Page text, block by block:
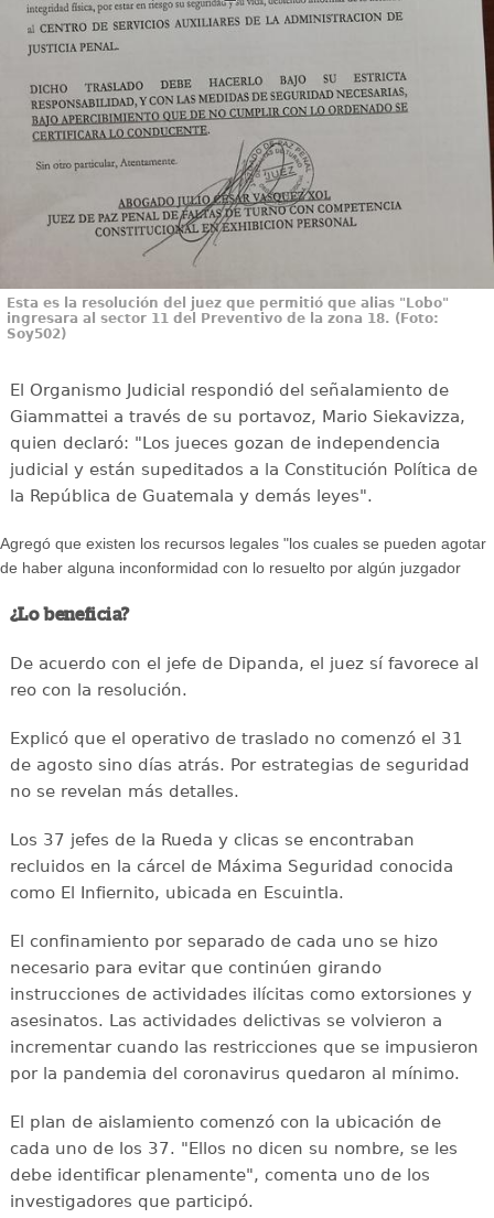
Esta es la resolución del juez que permitió que alias "Lobo"
ingresara al sector 11 del Preventivo de la zona 18. (Foto:
Soy502)
El Organismo Judicial respondió del señalamiento de
Giammattei a través de su portavoz, Mario Siekavizza,
quien declaró: "Los jueces gozan de independencia
judicial y están supeditados a la Constitución Política de
la República de Guatemala y demás leyes".
Agregó que existen los recursos legales "los cuales se pueden agotar
de haber alguna inconformidad con lo resuelto por algún juzgador
¿Lo beneficia?
De acuerdo con el jefe de Dipanda, el juez sí favorece al
reo con la resolución.
Explicó que el operativo de traslado no comenzó el 31
de agosto sino días atrás. Por estrategias de seguridad
no se revelan más detalles.
Los 37 jefes de la Rueda y clicas se encontraban
recluidos en la cárcel de Máxima Seguridad conocida
como El Infiernito, ubicada en Escuintla.
El confinamiento por separado de cada uno se hizo
necesario para evitar que continúen girando
instrucciones de actividades ilícitas como extorsiones y
asesinatos. Las actividades delictivas se volvieron a
incrementar cuando las restricciones que se impusieron
por la pandemia del coronavirus quedaron al mínimo.
El plan de aislamiento comenzó con la ubicación de
cada uno de los 37. "Ellos no dicen su nombre, se les
debe identificar plenamente", comenta uno de los
investigadores que participó.